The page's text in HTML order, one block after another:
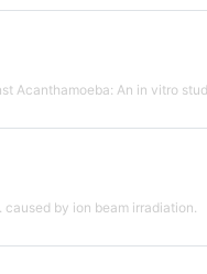
Acanthamoeba: An in vitro
by ion beam irradiation.